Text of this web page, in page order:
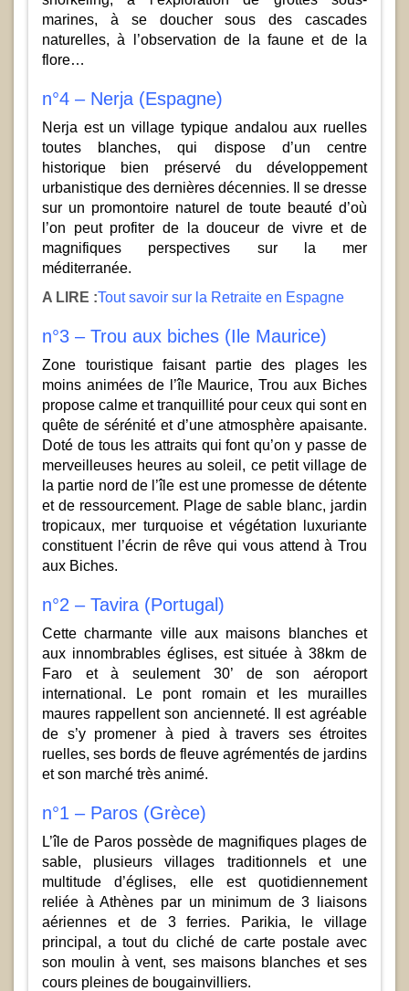
marines, à se doucher sous des cascades
naturelles, à l’observation de la faune et de la
flore…
n°4 – Nerja (Espagne)
Nerja est un village typique andalou aux ruelles
toutes blanches, qui dispose d’un centre
historique bien préservé du développement
urbanistique des dernières décennies. Il se dresse
sur un promontoire naturel de toute beauté d’où
l’on peut profiter de la douceur de vivre et de
magnifiques perspectives sur la mer
méditerranée.
A LIRE :Tout savoir sur la Retraite en Espagne
n°3 – Trou aux biches (Ile Maurice)
Zone touristique faisant partie des plages les
moins animées de l’île Maurice, Trou aux Biches
propose calme et tranquillité pour ceux qui sont en
quête de sérénité et d’une atmosphère apaisante.
Doté de tous les attraits qui font qu’on y passe de
merveilleuses heures au soleil, ce petit village de
la partie nord de l’île est une promesse de détente
et de ressourcement. Plage de sable blanc, jardin
tropicaux, mer turquoise et végétation luxuriante
constituent l’écrin de rêve qui vous attend à Trou
aux Biches.
n°2 – Tavira (Portugal)
Cette charmante ville aux maisons blanches et
aux innombrables églises, est située à 38km de
Faro et à seulement 30’ de son aéroport
international. Le pont romain et les murailles
maures rappellent son ancienneté. Il est agréable
de s’y promener à pied à travers ses étroites
ruelles, ses bords de fleuve agrémentés de jardins
et son marché très animé.
n°1 – Paros (Grèce)
L’île de Paros possède de magnifiques plages de
sable, plusieurs villages traditionnels et une
multitude d’églises, elle est quotidiennement
reliée à Athènes par un minimum de 3 liaisons
aériennes et de 3 ferries. Parikia, le village
principal, a tout du cliché de carte postale avec
son moulin à vent, ses maisons blanches et ses
cours pleines de bougainvilliers.